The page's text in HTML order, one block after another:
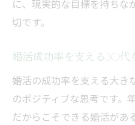
に、現実的な目標を持ちな
切です。
婚活成功率を支える30代
婚活の成功率を支える大き
のポジティブな思考です。
だからこそできる婚活があ